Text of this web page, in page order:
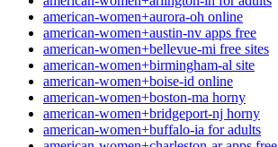
american-women+aurora-oh online
american-women+austin-nv apps free
american-women+bellevue-mi free sites
american-women+birmingham-al site
american-women+boise-id online
american-women+boston-ma horny
american-women+bridgeport-nj horny
american-women+buffalo-ia for adults